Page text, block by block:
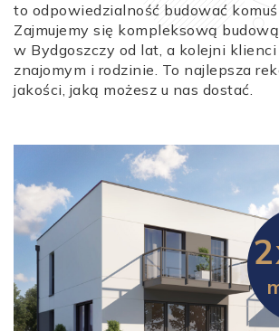
to odpowiedzialność budować komuś
Zajmujemy się kompleksową
w Bydgoszczy od lat, a kolejni
znajomym i rodzinie. To najlepsza
jakości, jaką możesz u nas dostać.